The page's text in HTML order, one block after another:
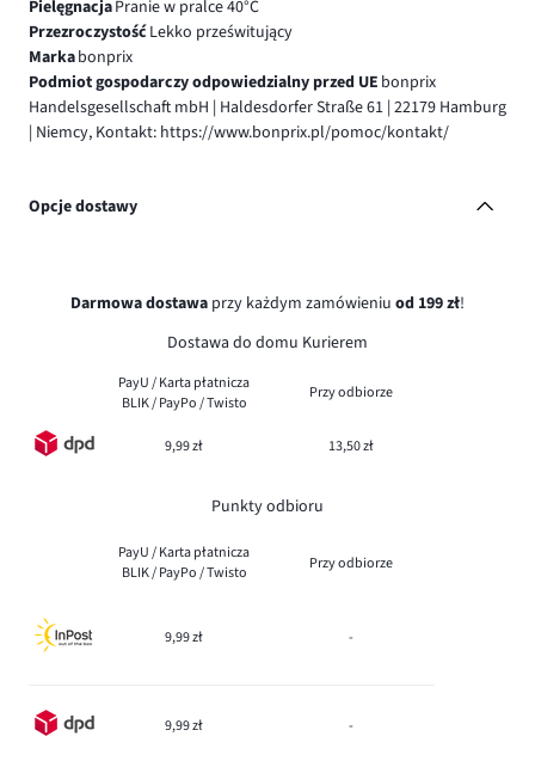
PielęgnacjaPranie w pralce 40°C
PrzezroczystośćLekko prześwitujący
Markabonprix
Podmiot gospodarczy odpowiedzialny przed UE bonprix
Handelsgesellschaft mbH | Haldesdorfer Straße 61 | 22179 Hamburg
| Niemcy, Kontakt: https://www.bonprix.pl/pomoc/kontakt/
Opcje dostawy
Darmowa dostawa przy każdym zamówieniu od 199 zł!
Dostawa do domu Kurierem
PayU / Karta płatnicza
BLIK / PayPo / Twisto
Przy odbiorze
9,99 zł 13,50 zł
Punkty odbioru
PayU / Karta płatnicza
BLIK / PayPo / Twisto
Przy odbiorze
9,99 zł -
9,99 zł -